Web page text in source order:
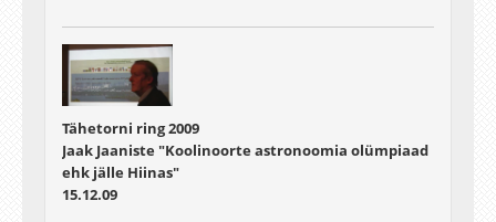
Tähetorni ring 2009
Jaak Jaaniste "Koolinoorte astronoomia olümpiaad
ehk jälle Hiinas"
15.12.09